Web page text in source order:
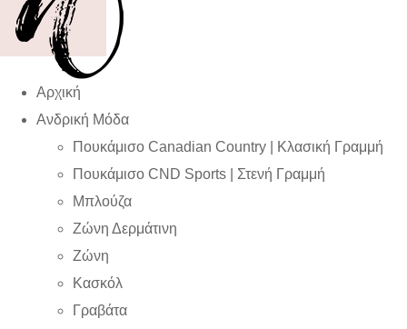
Αρχική
Ανδρική Μόδα
Πουκάμισο Canadian Country | Kλασική Γραμμή
Πουκάμισο CND Sports | Στενή Γραμμή
Μπλούζα
Ζώνη Δερμάτινη
Ζώνη
Κασκόλ
Γραβάτα